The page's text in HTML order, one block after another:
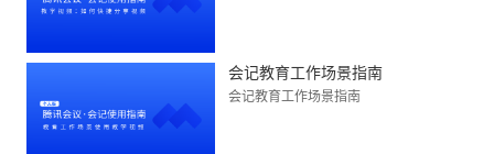
会记教育工作场景指南
会记教育工作场景指南